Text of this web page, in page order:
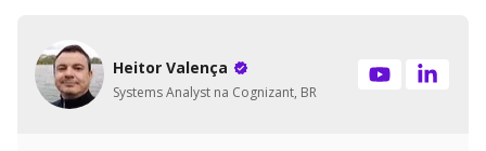
Heitor Valença
Systems Analyst na Cognizant, BR